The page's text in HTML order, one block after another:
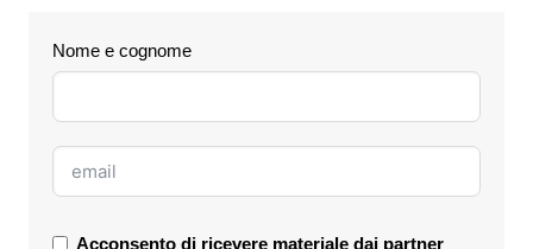
Nome e cognome
Acconsento di ricevere materiale dai partner